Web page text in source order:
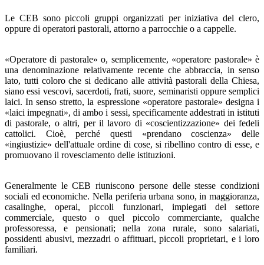
Le CEB sono piccoli gruppi organizzati per iniziativa del clero,
oppure di operatori pastorali, attorno a parrocchie o a cappelle.
«Operatore di pastorale» o, semplicemente, «operatore pastorale» è
una denominazione relativamente recente che abbraccia, in senso
lato, tutti coloro che si dedicano alle attività pastorali della Chiesa,
siano essi vescovi, sacerdoti, frati, suore, seminaristi oppure semplici
laici. In senso stret­to, la espressione «operatore pastorale» designa i
«laici im­pegnati», di ambo i sessi, specificamente addestrati in istitu­ti
di pastorale, o altri, per il lavoro di «coscientizzazione» dei fedeli
cattolici. Cioè, perché questi «prendano coscienza» delle
«ingiustizie» dell'attuale ordine di cose, si ribellino contro di esse, e
promuovano il rovesciamento delle istitu­zioni.
Generalmente le CEB riuniscono persone delle stesse condizioni
sociali ed economiche. Nella periferia urbana so­no, in maggioranza,
casalinghe, operai, piccoli funzionari, impiegati del settore
commerciale, questo o quel piccolo commerciante, qualche
professoressa, e pensionati; nella zo­na rurale, sono salariati,
possidenti abusivi, mezzadri o affit­tuari, piccoli proprietari, e i loro
familiari.